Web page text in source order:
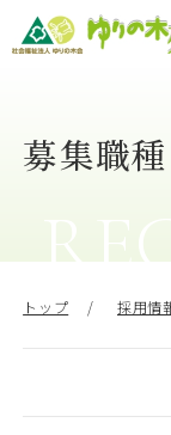
募集職種
トップ 採用情